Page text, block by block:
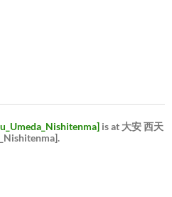
is at 大安 西天